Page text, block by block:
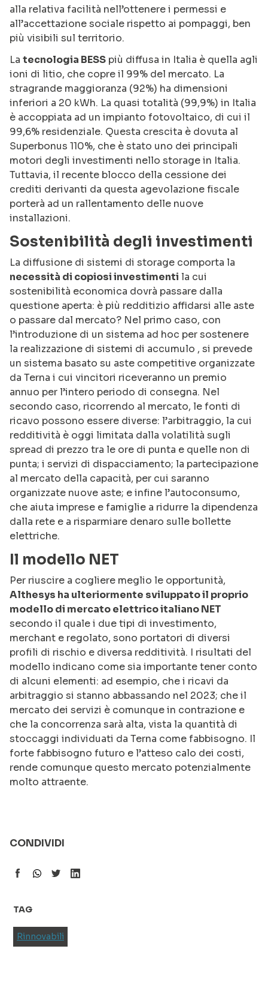
alla relativa facilità nell’ottenere i permessi e
all’accettazione sociale rispetto ai pompaggi, ben
più visibili sul territorio.
La tecnologia BESS più diffusa in Italia è quella agli
ioni di litio, che copre il 99% del mercato. La
stragrande maggioranza (92%) ha dimensioni
inferiori a 20 kWh. La quasi totalità (99,9%) in Italia
è accoppiata ad un impianto fotovoltaico, di cui il
99,6% residenziale. Questa crescita è dovuta al
Superbonus 110%, che è stato uno dei principali
motori degli investimenti nello storage in Italia.
Tuttavia, il recente blocco della cessione dei
crediti derivanti da questa agevolazione fiscale
porterà ad un rallentamento delle nuove
installazioni.
Sostenibilità degli investimenti
La diffusione di sistemi di storage comporta la
necessità di copiosi investimenti la cui
sostenibilità economica dovrà passare dalla
questione aperta: è più redditizio affidarsi alle aste
o passare dal mercato? Nel primo caso, con
l’introduzione di un sistema ad hoc per sostenere
la realizzazione di sistemi di accumulo , si prevede
un sistema basato su aste competitive organizzate
da Terna i cui vincitori riceveranno un premio
annuo per l’intero periodo di consegna. Nel
secondo caso, ricorrendo al mercato, le fonti di
ricavo possono essere diverse: l’arbitraggio, la cui
redditività è oggi limitata dalla volatilità sugli
spread di prezzo tra le ore di punta e quelle non di
punta; i servizi di dispacciamento; la partecipazione
al mercato della capacità, per cui saranno
organizzate nuove aste; e infine l’autoconsumo,
che aiuta imprese e famiglie a ridurre la dipendenza
dalla rete e a risparmiare denaro sulle bollette
elettriche.
Il modello NET
Per riuscire a cogliere meglio le opportunità,
Althesys ha ulteriormente sviluppato il proprio
modello di mercato elettrico italiano NET
secondo il quale i due tipi di investimento,
merchant e regolato, sono portatori di diversi
profili di rischio e diversa redditività. I risultati del
modello indicano come sia importante tener conto
di alcuni elementi: ad esempio, che i ricavi da
arbitraggio si stanno abbassando nel 2023; che il
mercato dei servizi è comunque in contrazione e
che la concorrenza sarà alta, vista la quantità di
stoccaggi individuati da Terna come fabbisogno. Il
forte fabbisogno futuro e l’atteso calo dei costi,
rende comunque questo mercato potenzialmente
molto attraente.
CONDIVIDI
TAG
Rinnovabili